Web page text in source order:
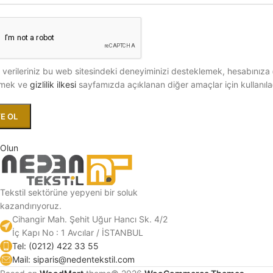
verileriniz bu web sitesindeki deneyiminizi desteklemek, hesabınıza
ve gizlilik ilkesi sayfamızda açıklanan diğer amaçlar için
OL
Tekstil sektörüne yepyeni bir soluk
kazandırıyoruz.
Cihangir Mah. Şehit Uğur Hancı Sk. 4/2
İç Kapı No : 1 Avcılar / İSTANBUL
Tel: (0212) 422 33 55
Mail: siparis@nedentekstil.com